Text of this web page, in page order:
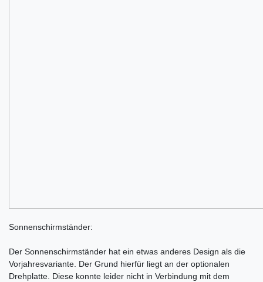
Sonnenschirmständer:
Der Sonnenschirmständer hat ein etwas anderes Design als die
Vorjahresvariante. Der Grund hierfür liegt an der optionalen
Drehplatte. Diese konnte leider nicht in Verbindung mit dem